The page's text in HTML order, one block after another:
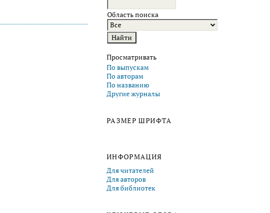
Область поиска
Просматривать
По выпускам
По авторам
По названию
Другие журналы
РАЗМЕР ШРИФТА
ИНФОРМАЦИЯ
Для читателей
Для авторов
Для библиотек